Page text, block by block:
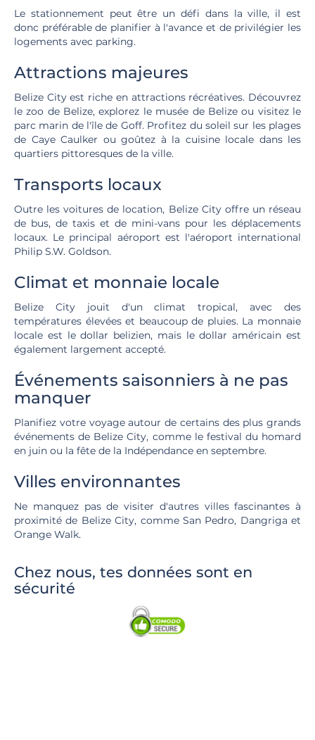
Le stationnement peut être un défi dans la ville, il est
donc préférable de planifier à l'avance et de privilégier les
logements avec parking.
Attractions majeures
Belize City est riche en attractions récréatives. Découvrez
le zoo de Belize, explorez le musée de Belize ou visitez le
parc marin de l'île de Goff. Profitez du soleil sur les plages
de Caye Caulker ou goûtez à la cuisine locale dans les
quartiers pittoresques de la ville.
Transports locaux
Outre les voitures de location, Belize City offre un réseau
de bus, de taxis et de mini-vans pour les déplacements
locaux. Le principal aéroport est l'aéroport international
Philip S.W. Goldson.
Climat et monnaie locale
Belize City jouit d'un climat tropical, avec des
températures élevées et beaucoup de pluies. La monnaie
locale est le dollar belizien, mais le dollar américain est
également largement accepté.
Événements saisonniers à ne pas
manquer
Planifiez votre voyage autour de certains des plus grands
événements de Belize City, comme le festival du homard
en juin ou la fête de la Indépendance en septembre.
Villes environnantes
Ne manquez pas de visiter d'autres villes fascinantes à
proximité de Belize City, comme San Pedro, Dangriga et
Orange Walk.
Chez nous, tes données sont en
sécurité